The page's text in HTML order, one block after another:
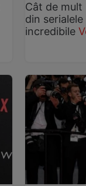
Cât de
din
incredibile